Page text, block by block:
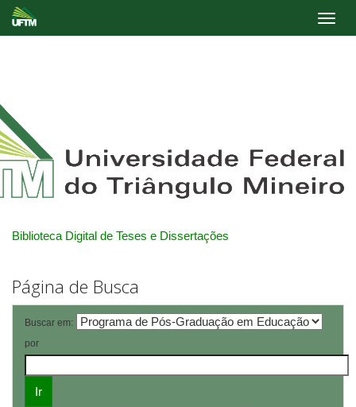
Biblioteca Digital de Teses e Dissertações
Página de Busca
Buscar em:
por